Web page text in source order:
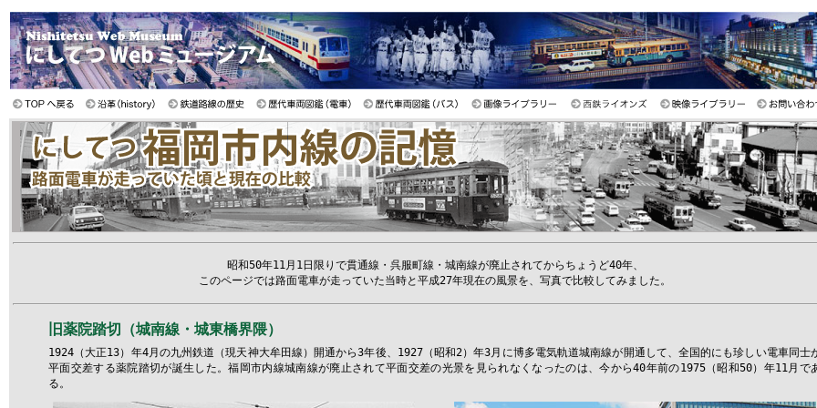
昭和50年11月1日限りで貫通線・呉服町線・城南線が廃止されてからちょうど40年、
このページでは路面電車が走っていた当時と平成27年現在の風景を、写真で比較してみました。
旧薬院踏切（城南線・城東橋界隈）
1924（大正13）年4月の九州鉄道（現天神大牟田線）開通から3年後、1927（昭和2）年3月に博多電気軌道城南線が開通して、全国的にも珍しい電車同士
平面交差する薬院踏切が誕生した。福岡市内線城南線が廃止されて平面交差の光景を見られなくなったのは、今から40年前の1975（昭和50）年11月で
る。